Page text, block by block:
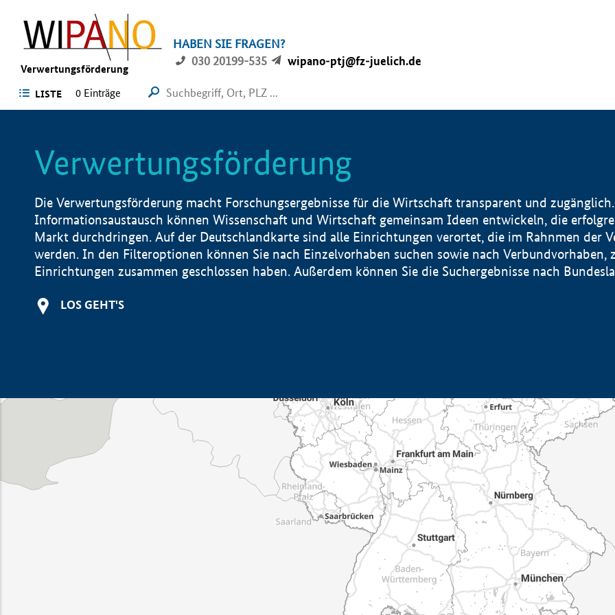
Verwertungsförderung
HABEN SIE FRAGEN?
030 20199-535
wipano-ptj@fz-juelich.de
LISTE 0 Einträge
Verwertungsförderung
Die Verwertungsförderung macht Forschungsergebnisse für die Wirtschaft transparent und
Informationsaustausch können Wissenschaft und Wirtschaft gemeinsam Ideen entwickeln, die
Markt durchdringen. Auf der Deutschlandkarte sind alle Einrichtungen verortet, die im Rahnmen der
werden. In den Filteroptionen können Sie nach Einzelvorhaben suchen sowie nach Verbundvorhaben,
Einrichtungen zusammen geschlossen haben. Außerdem können Sie die Suchergebnisse nach
LOS GEHT'S